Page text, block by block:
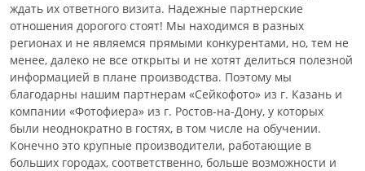
ждать их ответного визита. Надежные партнерские
отношения дорогого стоят! Мы находимся в разных
регионах и не являемся прямыми конкурентами, но, тем не
менее, далеко не все открыты и не хотят делиться полезной
информацией в плане производства. Поэтому мы
благодарны нашим партнерам «Сейкофото» из г. Казань и
компании «Фотофиера» из г. Ростов-на-Дону, у которых
были неоднократно в гостях, в том числе на обучении.
Конечно это крупные производители, работающие в
больших городах, соответственно, больше возможности и